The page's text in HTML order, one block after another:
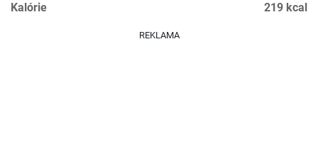
Kalórie
219 kcal
REKLAMA